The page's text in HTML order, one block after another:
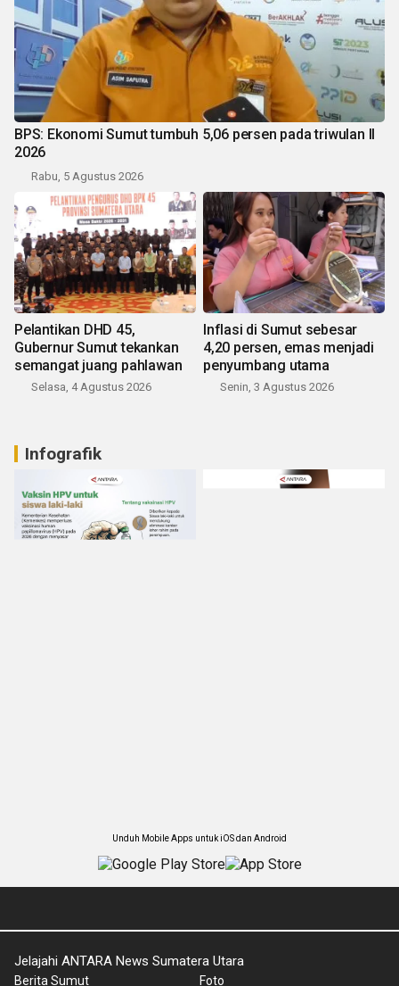
BPS: Ekonomi Sumut tumbuh 5,06 persen pada triwulan II
2026
Rabu, 5 Agustus 2026
Pelantikan DHD 45,
Gubernur Sumut tekankan
semangat juang pahlawan
Selasa, 4 Agustus 2026
Inflasi di Sumut sebesar
4,20 persen, emas menjadi
penyumbang utama
Senin, 3 Agustus 2026
Infografik
Unduh Mobile Apps untuk iOS dan Android
Jelajahi ANTARA News Sumatera Utara
Berita Sumut Foto